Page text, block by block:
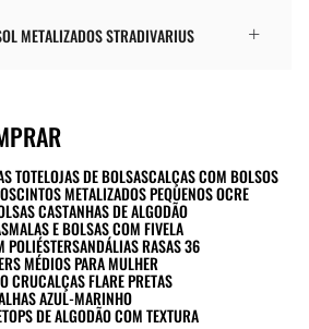
METALIZADOS STRADIVARIUS
TOTELOJAS DE BOLSASCALÇAS COM BOLSOS
CINTOS METALIZADOS PEQUENOS OCRE
CASTANHAS DE ALGODÃO
MALAS E BOLSAS COM FIVELA
POLIÉSTERSANDÁLIAS RASAS 36
MÉDIOS PARA MULHER
CRUCALÇAS FLARE PRETAS
AZUL-MARINHO
TOPS DE ALGODÃO COM TEXTURA